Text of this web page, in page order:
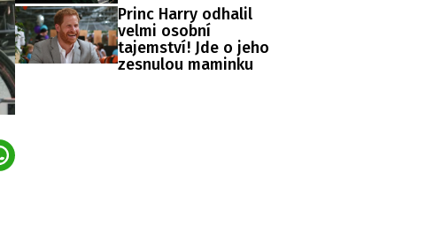
Princ Harry odhalil
velmi osobní
tajemství! Jde o jeho
zesnulou maminku